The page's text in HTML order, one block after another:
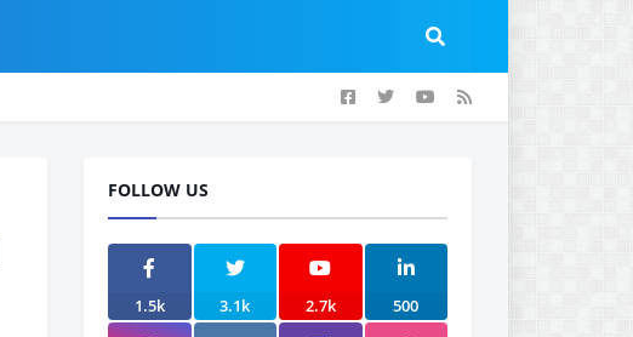
FOLLOW US
1.5k 3.1k 2.7k 500